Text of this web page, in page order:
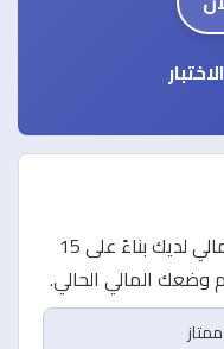
هذا الاختبار يقيس مستوى الفقر المالي لديك بناءً على 15
وضعك المالي الحالي.